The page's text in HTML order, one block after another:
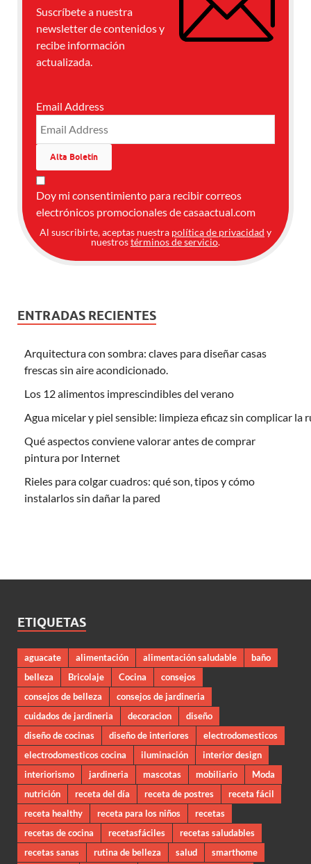
Suscríbete a nuestra
newsletter de contenidos y
recibe información
actualizada.
Email Address
Doy mi consentimiento para recibir correos
electrónicos promocionales de casaactual.com
Al suscribirte, aceptas nuestra política de privacidad y
nuestrostérminos de servicio.
ENTRADAS RECIENTES
Arquitectura con sombra: claves para diseñar casas
frescas sin aire acondicionado.
Los 12 alimentos imprescindibles del verano
Agua micelar y piel sensible: limpieza eficaz sin complicar la
Qué aspectos conviene valorar antes de comprar
pintura por Internet
Rieles para colgar cuadros: qué son, tipos y cómo
instalarlos sin dañar la pared
ETIQUETAS
aguacate alimentación alimentación saludable
baño
belleza
Bricolaje Cocina
consejos
consejos de belleza
consejos de jardineria
cuidados de jardineria
decoracion
diseño
diseño de cocinas
diseño de interiores
electrodomesticos
electrodomesticos cocina
iluminación
interior design
interiorismo
jardineria mascotas mobiliario
Moda
nutrición
receta del día receta de postres
receta fácil
receta healthy
receta para los niños
recetas
recetas de cocina
recetasfáciles
recetas saludables
recetas sanas
rutina de belleza salud smarthome